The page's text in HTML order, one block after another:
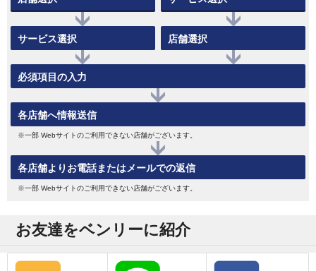
サービス選択 店舗選択
必須項目の入力
各店舗へ情報送信
※一部 Webサイトのご利用できない店舗がございます。
各店舗よりお電話またはメールでの返信
※一部 Webサイトのご利用できない店舗がございます。
お友達をベンリーに紹介